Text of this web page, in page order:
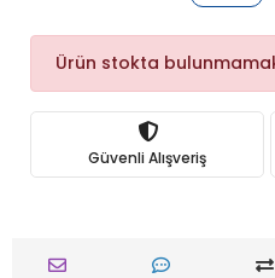
Ürün stokta
Güvenli Alışveriş